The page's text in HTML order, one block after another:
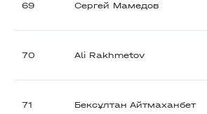
69 Сергей Мамедов
70 Ali Rakhmetov
71 Бексұлтан Айтмаханбет